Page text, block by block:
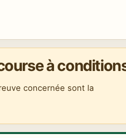
à
concernée sont la